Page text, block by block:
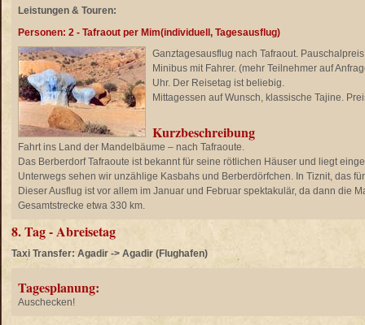
Leistungen & Touren:
Personen: 2 - Tafraout per Mim(individuell, Tagesausflug)
Ganztagesausflug nach Tafraout.
Minibus mit Fahrer. (mehr Teilnehmer auf
Uhr. Der Reisetag ist beliebig.
Mittagessen auf Wunsch, klassische Tajine.
Kurzbeschreibung
Fahrt ins Land der Mandelbäume – nach Tafraoute.
Das Berberdorf Tafraoute ist bekannt für seine rötlichen Häuser und liegt
Unterwegs sehen wir unzählige Kasbahs und Berberdörfchen. In Tiznit, das
Dieser Ausflug ist vor allem im Januar und Februar spektakulär, da dann die
Gesamtstrecke etwa 330 km.
8. Tag - Abreisetag
Taxi Transfer: Agadir -> Agadir (Flughafen)
Tagesplanung:
Auschecken!